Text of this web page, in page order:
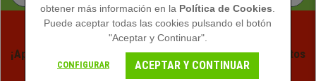
¡Aprovecha las Rebajas de Verano en Ofisillas! Descuentos
Exclusivos por Tiempo Limitado - Ver Promo
obtener más información en la Política de Cookies
Puede aceptar todas las cookies pulsando el botón
"Aceptar y Continuar".
CONFIGURAR ACEPTAR Y CONTINUAR